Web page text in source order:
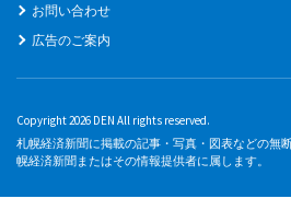
お問い合わせ
広告のご案内
Copyright 2026 DEN All rights reserved.
札幌経済新聞に掲載の記事・写真・図表などの無
幌経済新聞またはその情報提供者に属します。